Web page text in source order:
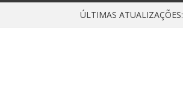
ÚLTIMAS ATUALIZAÇÕES: